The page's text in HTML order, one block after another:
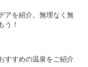
アを紹介。無理なく無
う！
すすめの温泉をご紹介